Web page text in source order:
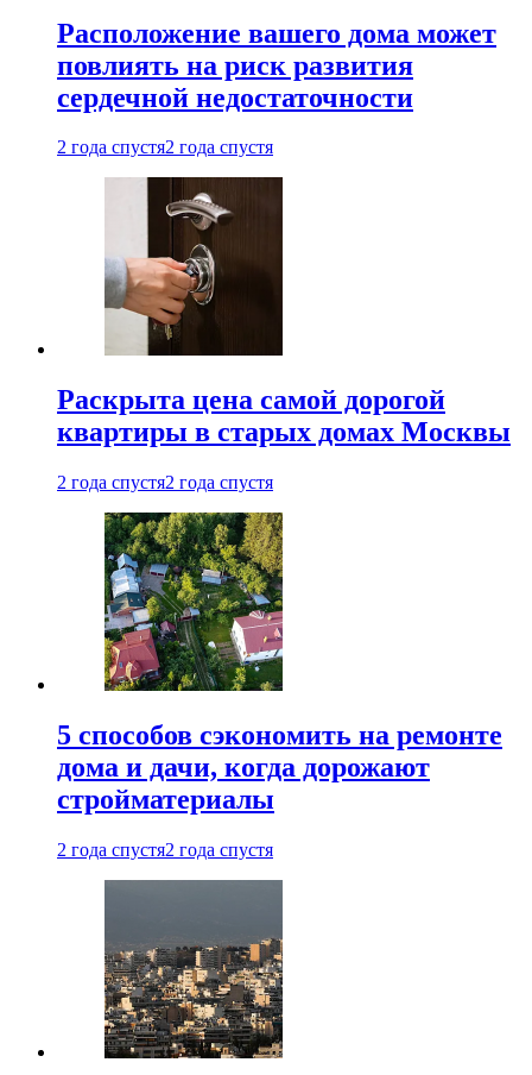
Расположение вашего дома может
повлиять на риск развития
сердечной недостаточности
2 года спустя2 года спустя
Раскрыта цена самой дорогой
квартиры в старых домах Москвы
2 года спустя2 года спустя
5 способов сэкономить на ремонте
дома и дачи, когда дорожают
стройматериалы
2 года спустя2 года спустя